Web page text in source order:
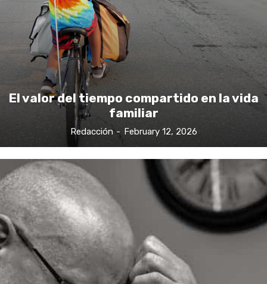
El valor del tiempo compartido en la vida
familiar
Redacción - February 12, 2026